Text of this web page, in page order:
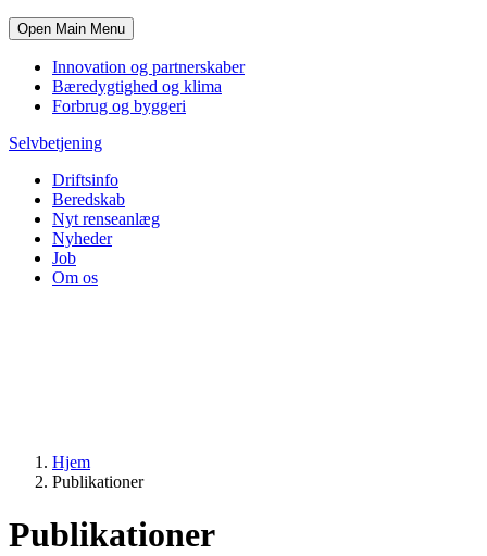
Open Main Menu
Innovation og partnerskaber
Bæredygtighed og klima
Forbrug og byggeri
Selvbetjening
Driftsinfo
Beredskab
Nyt renseanlæg
Nyheder
Job
Om os
Hjem
Publikationer
Publikationer